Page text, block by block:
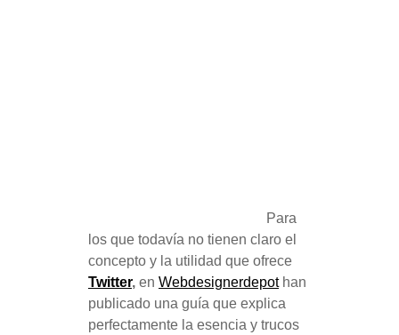
Para
los que todavía no tienen claro el
concepto y la utilidad que ofrece
Twitter, en Webdesignerdepothan
publicado una guía que explica
perfectamente la esencia y trucos